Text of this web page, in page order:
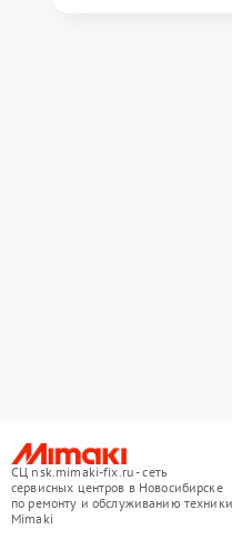
СЦ nsk.mimaki-fix.ru - сеть
сервисных центров в Новосибирске
по ремонту и обслуживанию техники
Mimaki